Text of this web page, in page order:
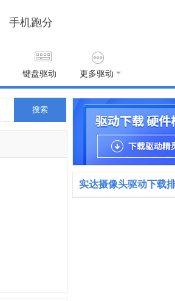
手机跑分
键盘驱动 更多驱动
搜索
实达摄像头驱动下载